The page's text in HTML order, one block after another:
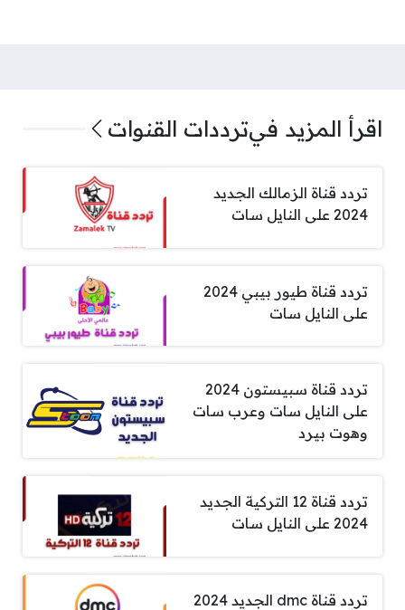
اقرأ المزيد فيترددات القنوات
تردد قناة الزمالك الجديد
2024 على النايل سات
تردد قناة طيور بيبي 2024
على النايل سات
تردد قناة سبيستون 2024
على النايل سات وعرب سات
وهوت بيرد
تردد قناة 12 التركية الجديد
2024 على النايل سات
تردد قناة dmc الجديد 2024